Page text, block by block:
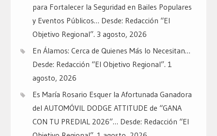
para Fortalecer la Seguridad en Bailes Populares
y Eventos Públicos… Desde: Redacción “El
Objetivo Regional”. 3 agosto, 2026
En Álamos: Cerca de Quienes Más lo Necesitan…
Desde: Redacción “El Objetivo Regional”. 1
agosto, 2026
Es María Rosario Esquer la Afortunada Ganadora
del AUTOMÓVIL DODGE ATTITUDE de “GANA
CON TU PREDIAL 2026”… Desde: Redacción “El